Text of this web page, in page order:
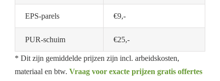
EPS-parels €9,-
PUR-schuim €25,-
* Dit zijn gemiddelde prijzen zijn incl. arbeidskosten,
materiaal en btw. Vraag voor exacte prijzen gratis offertes